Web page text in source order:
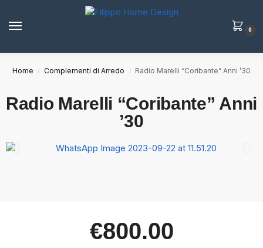
0
Home / Complementi di Arredo / Radio Marelli “Coribante” Anni ’30
Radio Marelli “Coribante” Anni
’30
€800.00